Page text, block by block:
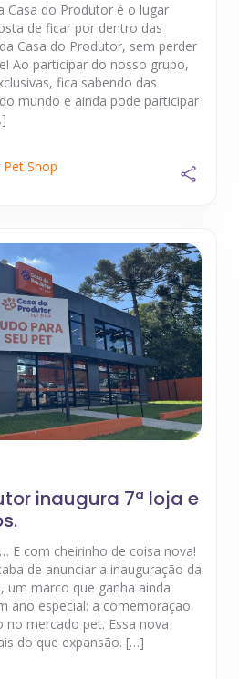
Casa do Produtor é o lugar
de ficar por dentro das
Casa do Produtor, sem perder
Ao participar do nosso grupo,
fica sabendo das
mundo e ainda pode participar
Shop
inaugura 7ª loja e
E com cheirinho de coisa nova!
de anunciar a inauguração da
um marco que ganha ainda
ano especial: a comemoração
no mercado pet. Essa nova
do que expansão. […]